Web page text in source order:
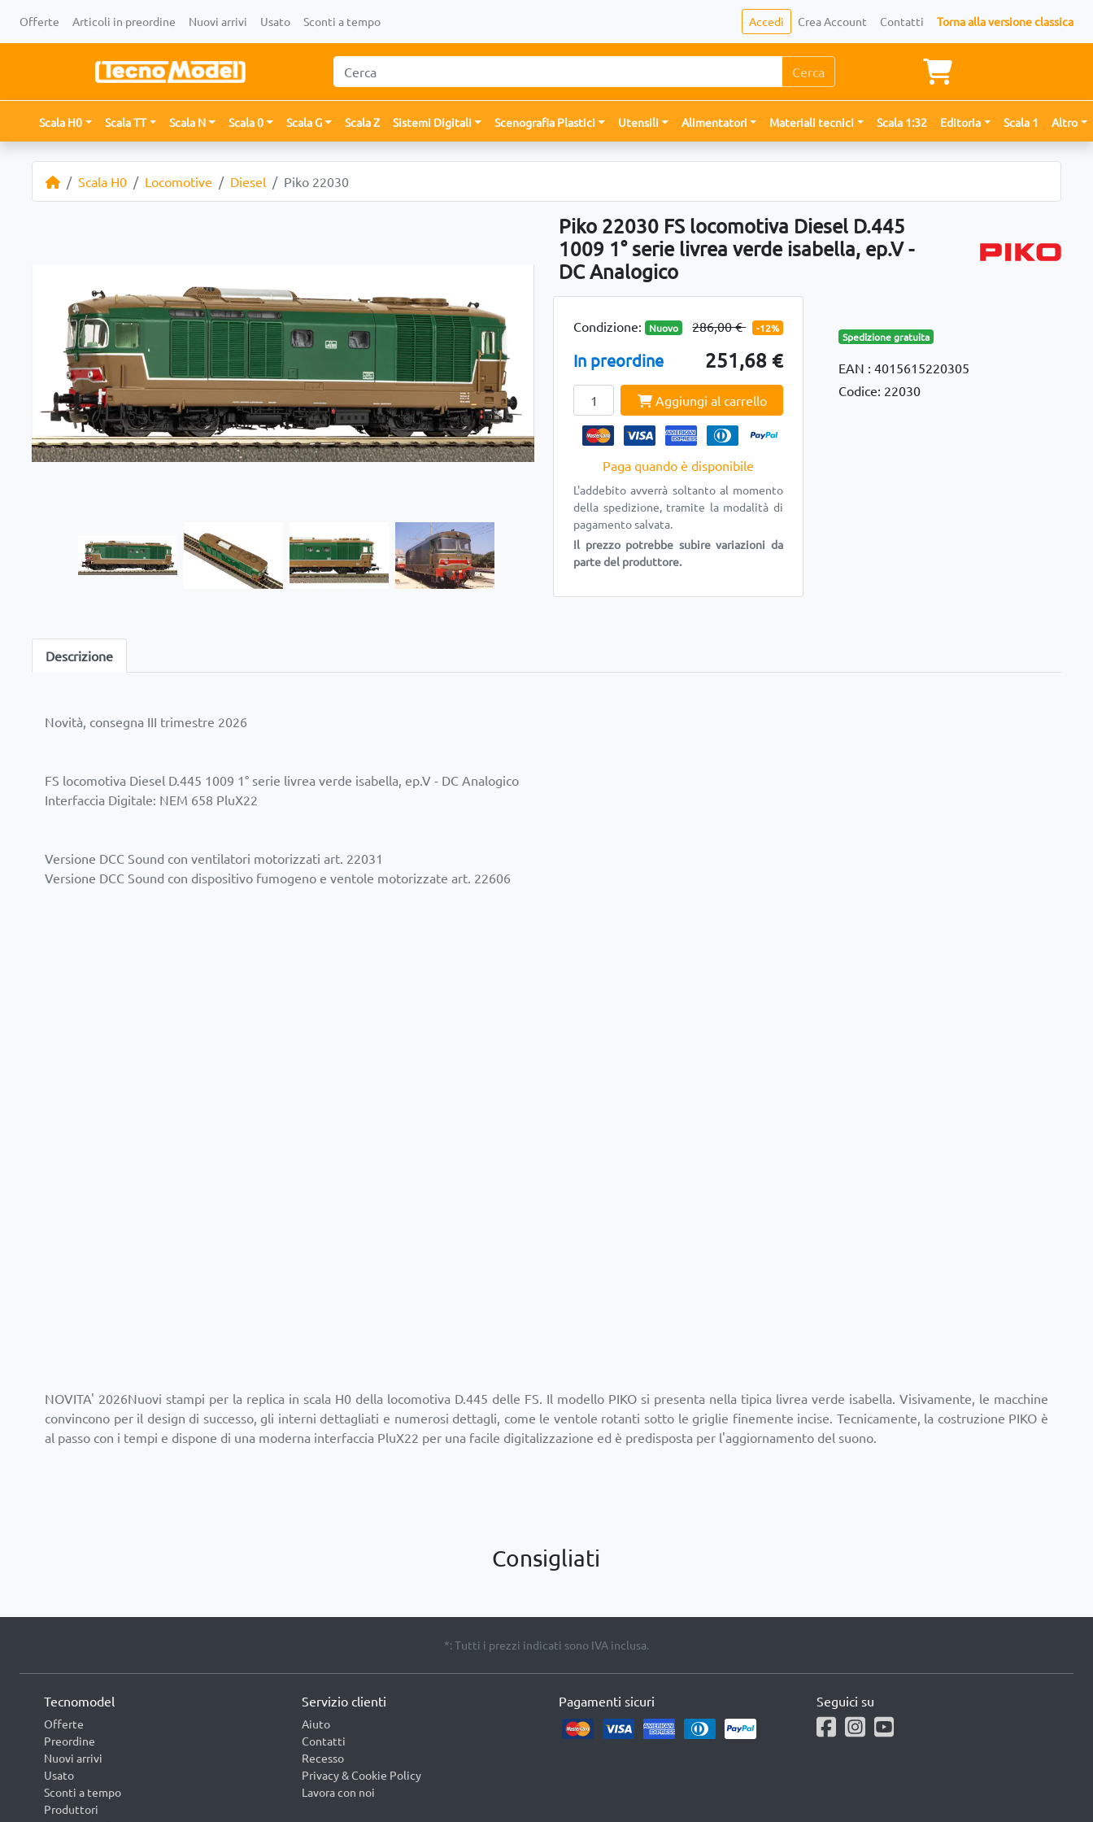
Offerte Articoli in preordine Nuovi arrivi Usato Sconti a tempo Accedi Crea Account Contatti Torna alla versione classica
Cerca
Scala H0 Scala TT Scala N Scala 0 Scala G Scala Z Sistemi Digitali Scenografia Plastici Utensili Alimentatori Materiali tecnici Scala 1:32 Editoria Scala 1 Altro
Scala H0 Locomotive Diesel Piko 22030
Piko 22030 FS locomotiva Diesel D.445
1009 1° serie livrea verde isabella, ep.V -
DC Analogico
Condizione: Nuovo 286,00 € -12%
In preordine 251,68 €
Aggiungi al carrello
Paga quando è disponibile
L'addebito avverrà soltanto al momento
della spedizione, tramite la modalità di
pagamento salvata.
Il prezzo potrebbe subire variazioni da
parte del produttore.
Spedizione gratuita
EAN : 4015615220305
Codice: 22030
Descrizione
Novità, consegna III trimestre 2026
FS locomotiva Diesel D.445 1009 1° serie livrea verde isabella, ep.V - DC Analogico
Interfaccia Digitale: NEM 658 PluX22
Versione DCC Sound con ventilatori motorizzati art. 22031
Versione DCC Sound con dispositivo fumogeno e ventole motorizzate art. 22606
NOVITA' 2026Nuovi stampi per la replica in scala H0 della locomotiva D.445 delle FS. Il modello PIKO si presenta nella tipica livrea verde isabella. Visivamente, le macchine
convincono per il design di successo, gli interni dettagliati e numerosi dettagli, come le ventole rotanti sotto le griglie finemente incise. Tecnicamente, la costruzione PIKO è
Consigliati
*: Tutti i prezzi indicati sono IVA inclusa.
Tecnomodel
Offerte
Preordine
Nuovi arrivi
Usato
Sconti a tempo
Produttori
Servizio clienti
Aiuto
Contatti
Recesso
Privacy & Cookie Policy
Lavora con noi
Pagamenti sicuri Seguici su